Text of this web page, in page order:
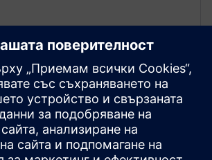
ресурси и
продукти